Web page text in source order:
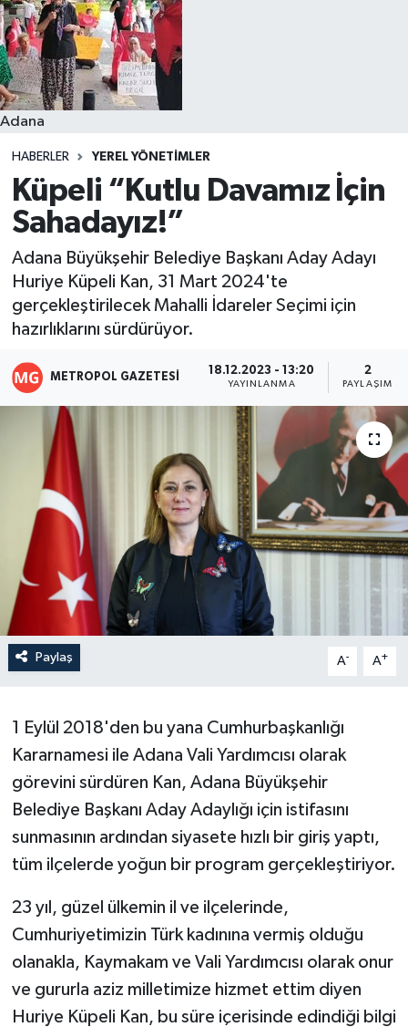
Adana
HABERLER YEREL YÖNETIMLER
Küpeli “Kutlu Davamız İçin
Sahadayız!”
Adana Büyükşehir Belediye Başkanı Aday Adayı
Huriye Küpeli Kan, 31 Mart 2024'te
gerçekleştirilecek Mahalli İdareler Seçimi için
hazırlıklarını sürdürüyor.
METROPOL GAZETESI 18.12.2023 - 13:20
YAYINLANMA
2
PAYLAŞIM
Paylaş A- A+
1 Eylül 2018'den bu yana Cumhurbaşkanlığı
Kararnamesi ile Adana Vali Yardımcısı olarak
görevini sürdüren Kan, Adana Büyükşehir
Belediye Başkanı Aday Adaylığı için istifasını
sunmasının ardından siyasete hızlı bir giriş yaptı,
tüm ilçelerde yoğun bir program gerçekleştiriyor.
23 yıl, güzel ülkemin il ve ilçelerinde,
Cumhuriyetimizin Türk kadınına vermiş olduğu
olanakla, Kaymakam ve Vali Yardımcısı olarak onur
ve gururla aziz milletimize hizmet ettim diyen
Huriye Küpeli Kan, bu süre içerisinde edindiği bilgi
Resmi İlanlar